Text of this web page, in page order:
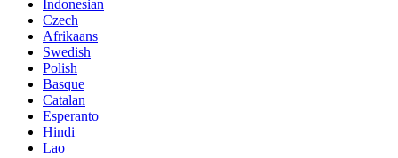
Indonesian
Czech
Afrikaans
Swedish
Polish
Basque
Catalan
Esperanto
Hindi
Lao